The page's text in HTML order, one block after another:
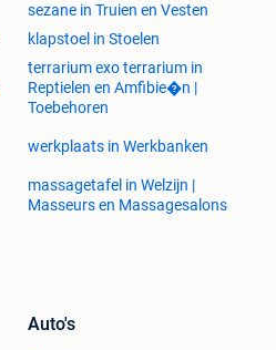
sezane in Truien en Vesten
klapstoel in Stoelen
terrarium exo terrarium in
Reptielen en Amfibie�n |
Toebehoren
werkplaats in Werkbanken
massagetafel in Welzijn |
Masseurs en Massagesalons
Auto's